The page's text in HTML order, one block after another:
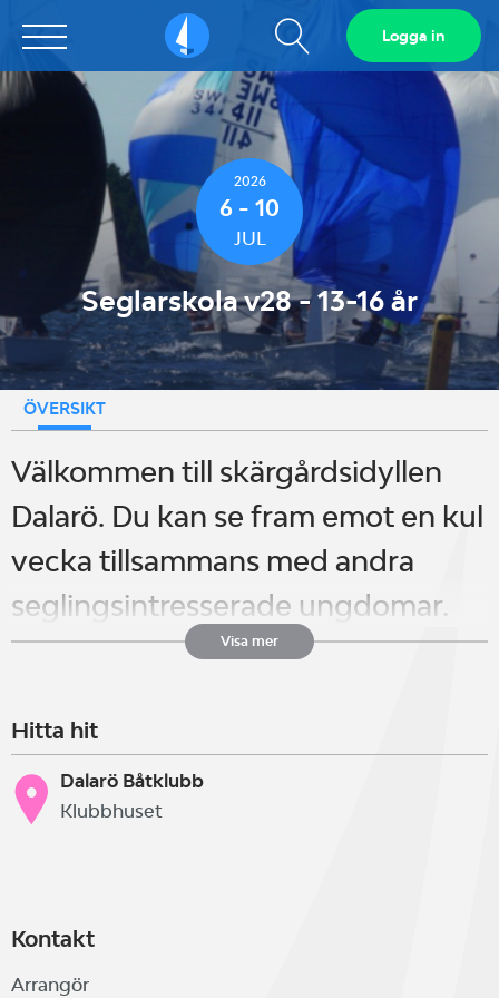
Sailarena Visa
sökfält
Logga in
2026
6 - 10
JUL
Seglarskola v28 - 13-16 år
ÖVERSIKT
Välkommen till skärgårdsidyllen
Dalarö. Du kan se fram emot en kul
vecka tillsammans med andra
seglingsintresserade ungdomar.
Du lär dig grunderna i segling eller
ytterligare. Ledarna är alla vana i
att utbilda och brinner för att
sprida kunskap om segling vidare.
Visa mer
Hitta hit
Dalarö Båtklubb
Klubbhuset
Kontakt
Arrangör